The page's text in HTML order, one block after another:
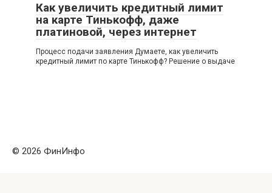
Как увеличить кредитный лимит
на карте Тинькофф, даже
платиновой, через интернет
Процесс подачи заявления Думаете, как увеличить
кредитный лимит по карте Тинькофф? Решение о выдаче
© 2026 ФинИнфо